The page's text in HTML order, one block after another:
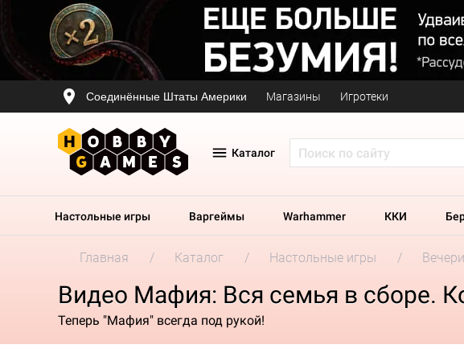
Соединённые Штаты Америки Магазины Игротеки
Каталог
Настольные игры Варгеймы Warhammer ККИ
Главная Каталог Настольные игры
Видео Мафия: Вся семья в сборе.
Теперь "Мафия" всегда под рукой!